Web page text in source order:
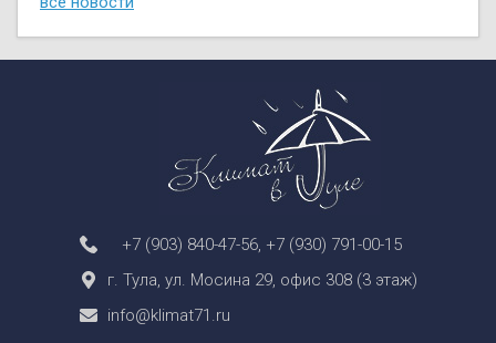
+7 (903) 840-47-56 +7 (930) 791-00-15
г. Тула, ул. Мосина 29, офис 308 (3 этаж)
info@klimat71.ru